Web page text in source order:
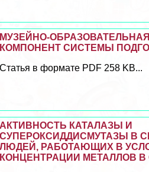
МУЗЕЙНО-
КОМПОНЕНТ СИСТЕМЫ
Статья в формате PDF 258 KB...
АКТИВНОСТЬ КАТАЛАЗЫ И
СУПЕРОКСИДДИСМУТАЗЫ В
ЛЮДЕЙ, РАБОТАЮЩИХ В
КОНЦЕНТРАЦИИ МЕТАЛЛОВ